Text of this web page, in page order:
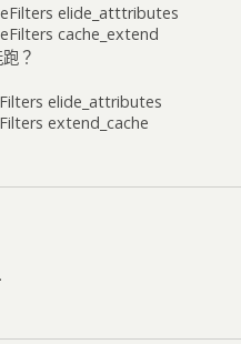
elide_atttributes
cache_extend
？
elide_attributes
extend_cache